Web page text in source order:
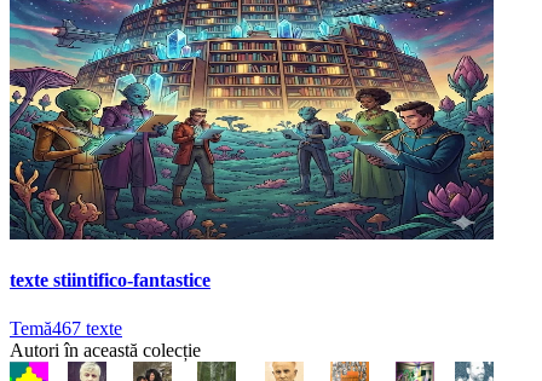
texte stiintifico-fantastice
Temă467 texte
Autori în această colecție